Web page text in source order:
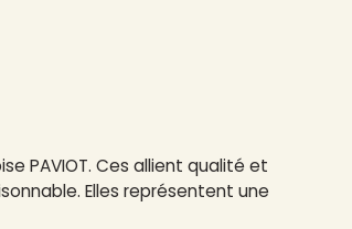
PAVIOT. Ces allient qualité et
Elles représentent une